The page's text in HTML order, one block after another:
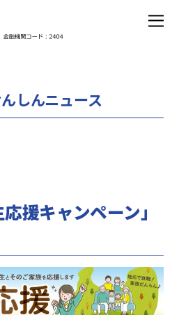
しんニュース
援キャンペーン」